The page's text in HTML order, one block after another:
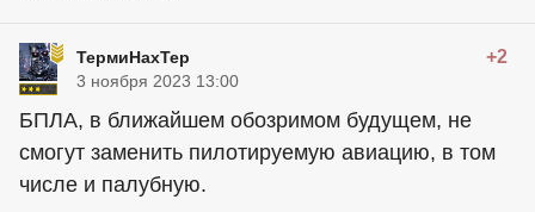
ТермиНахТер +2
3 ноября 2023 13:00
БПЛА, в ближайшем обозримом будущем, не
смогут заменить пилотируемую авиацию, в том
числе и палубную.